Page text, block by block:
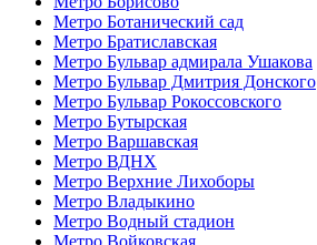
Метро Ботанический сад
Метро Братиславская
Метро Бульвар адмирала Ушакова
Метро Бульвар Дмитрия Донского
Метро Бульвар Рокоссовского
Метро Бутырская
Метро Варшавская
Метро ВДНХ
Метро Верхние Лихоборы
Метро Владыкино
Метро Водный стадион
Метро Войковская